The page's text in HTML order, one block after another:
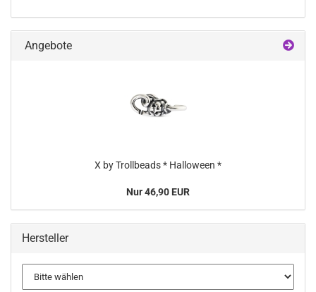
Angebote
X by Trollbeads * Halloween *
Nur 46,90 EUR
Hersteller